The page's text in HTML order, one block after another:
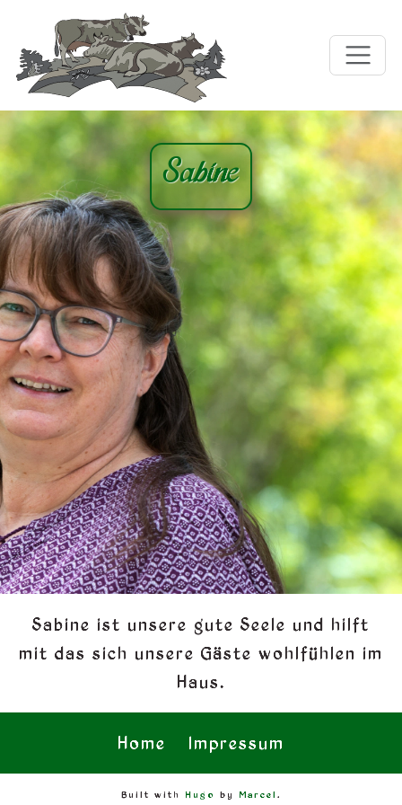
Sabine
Sabine ist unsere gute Seele und hilft
mit das sich unsere Gäste wohlfühlen im
Haus.
Home Impressum
Built with Hugo by Marcel.